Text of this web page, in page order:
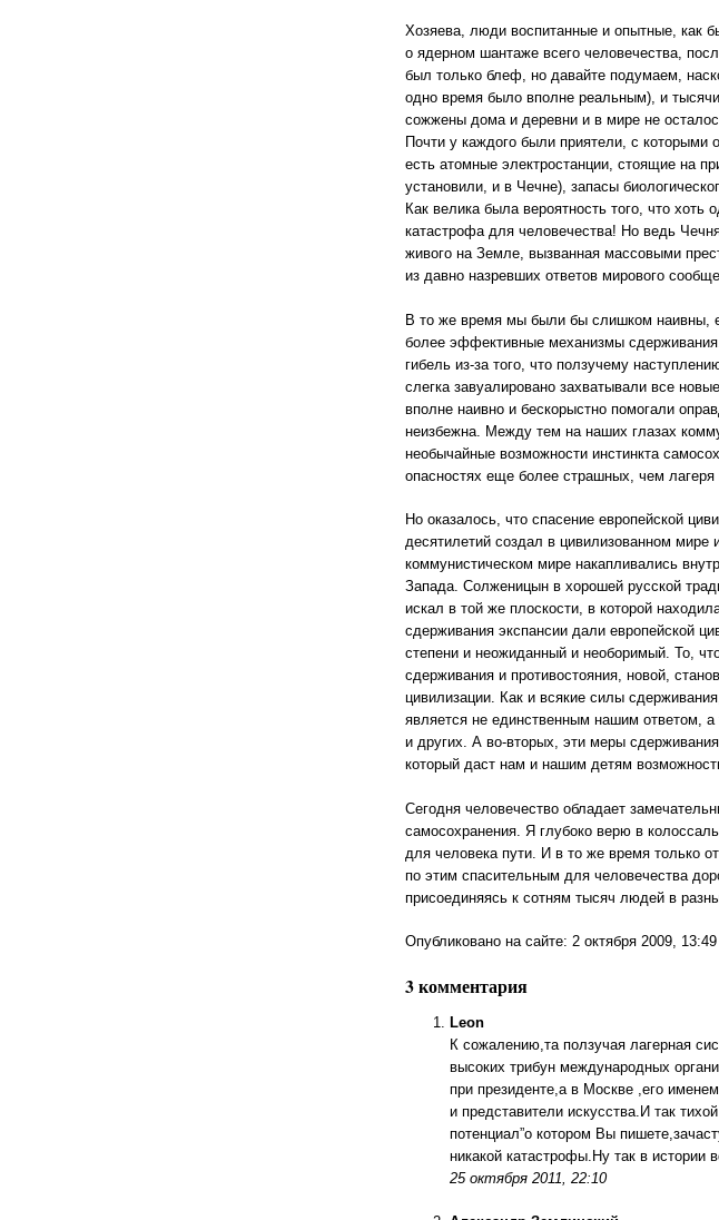
Хозяева, люди воспитанные и опытные, как
о ядерном шантаже всего человечества,
был только блеф, но давайте подумаем,
одно время было вполне реальным), и
сожжены дома и деревни и в мире не
Почти у каждого были приятели, с которыми
есть атомные электростанции, стоящие на
установили, и в Чечне), запасы
Как велика была вероятность того, что
катастрофа для человечества! Но ведь
живого на Земле, вызванная массовыми
из давно назревших ответов мирового
В то же время мы были бы слишком наивны,
более эффективные механизмы
гибель из-за того, что ползучему
слегка завуалировано захватывали все
вполне наивно и бескорыстно помогали
неизбежна. Между тем на наших глазах
необычайные возможности инстинкта
опасностях еще более страшных, чем лагеря
Но оказалось, что спасение европейской
десятилетий создал в цивилизованном мире
коммунистическом мире накапливались
Запада. Солженицын в хорошей русской
искал в той же плоскости, в которой
сдерживания экс­пансии дали европейской
степени и неожиданный и необоримый. То,
сдерживания и противостояния, новой,
цивилизации. Как и всякие силы
является не единственным нашим ответом, а
и других. А во-вторых, эти меры
который даст нам и нашим детям
Сегодня человечество обладает
самосохранения. Я глубоко верю в
для человека пути. И в то же время только
по этим спасительным для человечества
присоединяясь к сотням тысяч людей в
Опубликовано на сайте: 2 октября 2009, 13:49
3 комментария
Leon
К сожалению,та ползучая лагерная
высоких трибун международных
при президенте,а в Москве ,его
и представители искусства.И так
потенциал”о котором Вы
никакой катастрофы.Ну так в истории
25 октября 2011, 22:10